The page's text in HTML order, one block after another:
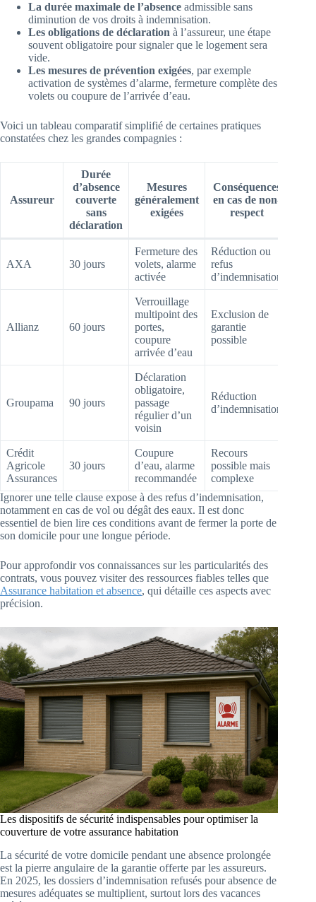
La durée maximale de l’absence admissible sans
diminution de vos droits à indemnisation.
Les obligations de déclaration à l’assureur, une étape
souvent obligatoire pour signaler que le logement sera
vide.
Les mesures de prévention exigées, par exemple
activation de systèmes d’alarme, fermeture complète des
volets ou coupure de l’arrivée d’eau.
Voici un tableau comparatif simplifié de certaines pratiques
constatées chez les grandes compagnies :
Assureur
Durée
d’absence
couverte
sans
déclaration
Mesures
généralement
exigées
Conséquences
en cas de non-
respect
AXA 30 jours
Fermeture des
volets, alarme
activée
Réduction ou
refus
d’indemnisation
Allianz 60 jours
Verrouillage
multipoint des
portes,
coupure
arrivée d’eau
Exclusion de
garantie
possible
Groupama 90 jours
Déclaration
obligatoire,
passage
régulier d’un
voisin
Réduction
d’indemnisation
Crédit
Agricole
Assurances
30 jours
Coupure
d’eau, alarme
recommandée
Recours
possible mais
complexe
Ignorer une telle clause expose à des refus d’indemnisation,
notamment en cas de vol ou dégât des eaux. Il est donc
essentiel de bien lire ces conditions avant de fermer la porte de
son domicile pour une longue période.
Pour approfondir vos connaissances sur les particularités des
contrats, vous pouvez visiter des ressources fiables telles que
Assurance habitation et absence, qui détaille ces aspects avec
précision.
Les dispositifs de sécurité indispensables pour optimiser la
couverture de votre assurance habitation
La sécurité de votre domicile pendant une absence prolongée
est la pierre angulaire de la garantie offerte par les assureurs.
En 2025, les dossiers d’indemnisation refusés pour absence de
mesures adéquates se multiplient, surtout lors des vacances